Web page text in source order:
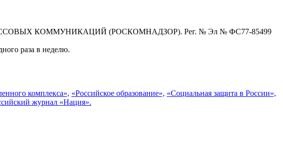
КОММУНИКАЦИЙ (РОСКОМНАДЗОР). Рег. № Эл № ФС77-85499
раза в неделю.
комплекса», «Российское образование», «Социальная защита в России»,
журнал «Нация».